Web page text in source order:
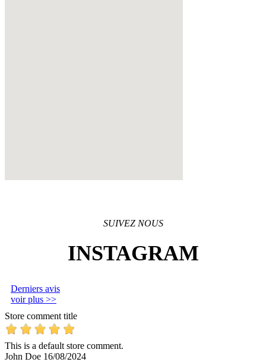
SUIVEZ NOUS
INSTAGRAM
Derniers avis
voir plus >>
Store comment title
This is a default store comment.
John Doe 16/08/2024